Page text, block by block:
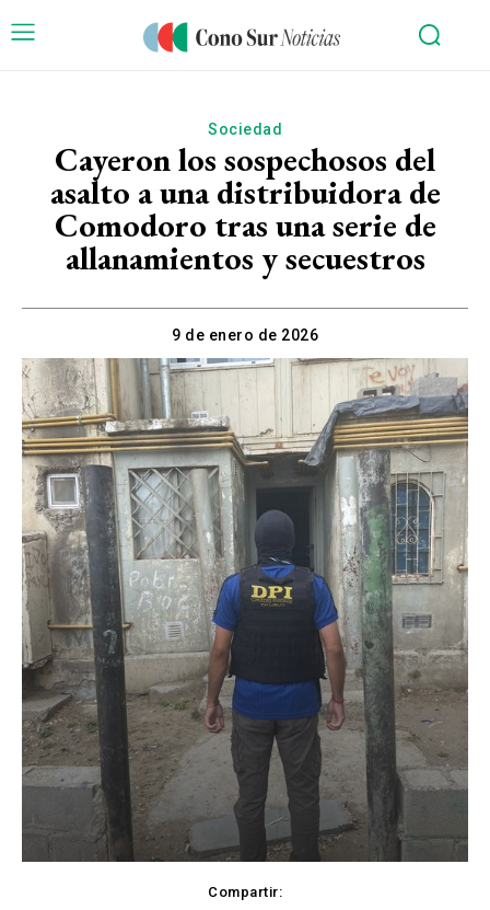
Sociedad
Cayeron los sospechosos del
asalto a una distribuidora de
Comodoro tras una serie de
allanamientos y secuestros
9 de enero de 2026
Compartir: